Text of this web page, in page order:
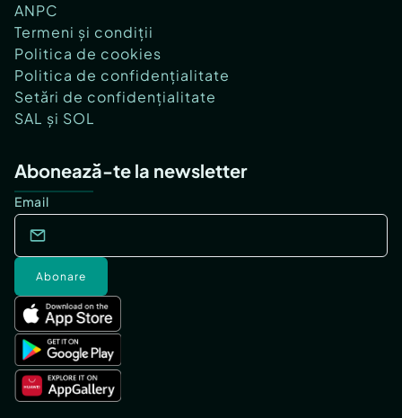
ANPC
Termeni și condiții
Politica de cookies
Politica de confidențialitate
Setări de confidențialitate
SAL și SOL
Abonează-te la newsletter
Email
Abonare